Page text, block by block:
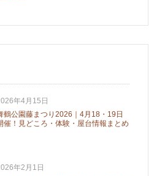
年4月15日
鶴公園藤まつり2026｜4月18・19日
催！見どころ・体験・屋台情報まとめ
年2月1日